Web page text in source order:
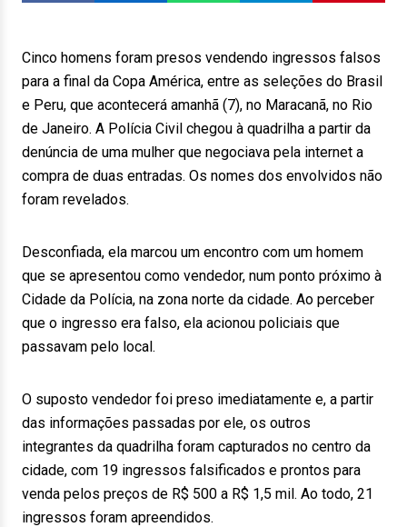
Cinco homens foram presos vendendo ingressos falsos
para a final da Copa América, entre as seleções do Brasil
e Peru, que acontecerá amanhã (7), no Maracanã, no Rio
de Janeiro. A Polícia Civil chegou à quadrilha a partir da
denúncia de uma mulher que negociava pela internet a
compra de duas entradas. Os nomes dos envolvidos não
foram revelados.
Desconfiada, ela marcou um encontro com um homem
que se apresentou como vendedor, num ponto próximo à
Cidade da Polícia, na zona norte da cidade. Ao perceber
que o ingresso era falso, ela acionou policiais que
passavam pelo local.
O suposto vendedor foi preso imediatamente e, a partir
das informações passadas por ele, os outros
integrantes da quadrilha foram capturados no centro da
cidade, com 19 ingressos falsificados e prontos para
venda pelos preços de R$ 500 a R$ 1,5 mil. Ao todo, 21
ingressos foram apreendidos.